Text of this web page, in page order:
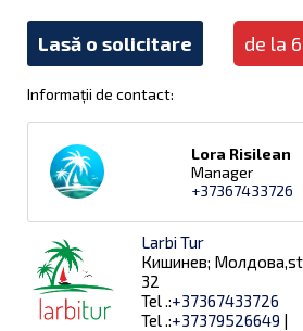
Lasă o solicitare de la
Informații de contact:
Lora Risilean
Manager
+37367433726
Larbi Tur
Кишинев;
32
Tel .:+37367433726
Tel .:+37379526649 |